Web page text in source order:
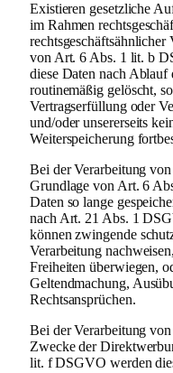
Existieren gesetzliche
im Rahmen
von Art. 6 Abs. 1 lit. b
diese Daten nach
routinemäßig gelöscht,
Vertragserfüllung oder
und/oder unsererseits
Weiterspeicherung
Bei der Verarbeitung
Grundlage von Art. 6
Daten so lange
nach Art. 21 Abs. 1
können zwingende
Verarbeitung
Freiheiten überwiegen,
Geltendmachung,
Rechtsansprüchen.
Bei der Verarbeitung
Zwecke der
lit. f DSGVO werden